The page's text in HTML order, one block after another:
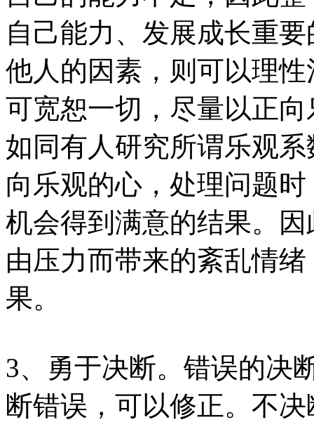
自己能力、发展成长重
他人的因素，则可以理
可宽恕一切，尽量以正
如同有人研究所谓乐观
向乐观的心，处理问题
机会得到满意的结果。
由压力而带来的紊乱情
果。
3、勇于决断。错误的决
断错误，可以修正。不